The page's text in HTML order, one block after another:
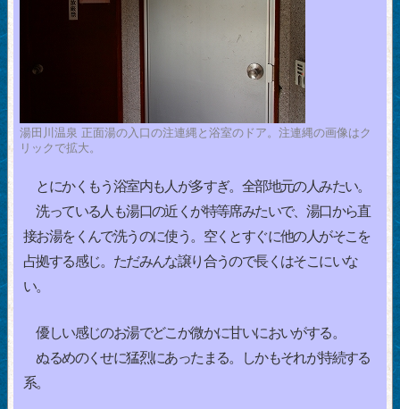
湯田川温泉 正面湯の入口の注連縄と浴室のドア。注連縄の画像はク
リックで拡大。
とにかくもう浴室内も人が多すぎ。全部地元の人みたい。
洗っている人も湯口の近くが特等席みたいで、湯口から直
接お湯をくんで洗うのに使う。空くとすぐに他の人がそこを
占拠する感じ。ただみんな譲り合うので長くはそこにいな
い。
優しい感じのお湯でどこか微かに甘いにおいがする。
ぬるめのくせに猛烈にあったまる。しかもそれが持続する
系。